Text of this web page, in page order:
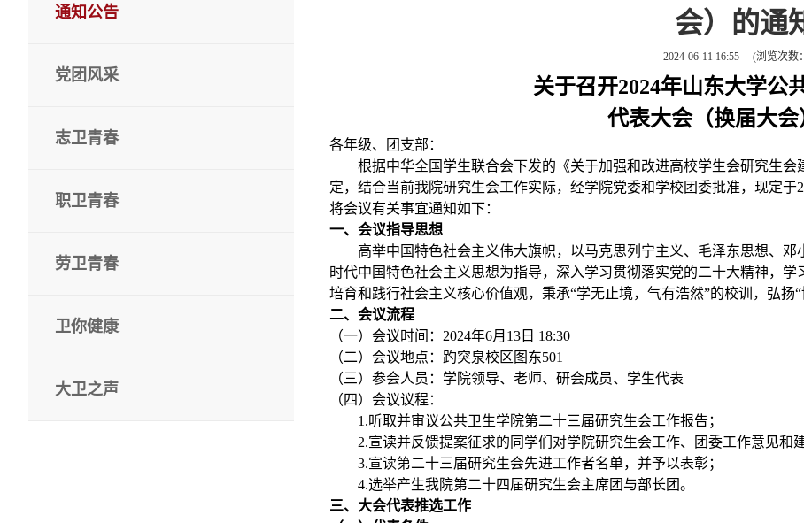
通知公告
党团风采
志卫青春
职卫青春
劳卫青春
卫你健康
大卫之声
会）的通
2024-06-11 16:55 (浏览次数：
关于召开2024年山东大学公
代表大会（换届大会
各年级、团支部：
根据中华全国学生联合会下发的《关于加强和改进高校学生会研究生
定，结合当前我院研究生会工作实际，经学院党委和学校团委批准，现定于
将会议有关事宜通知如下：
一、会议指导思想
高举中国特色社会主义伟大旗帜，以马克思列宁主义、毛泽东思想、
时代中国特色社会主义思想为指导，深入学习贯彻落实党的二十大精神，
培育和践行社会主义核心价值观，秉承“学无止境，气有浩然”的校训，弘扬
二、会议流程
（一）会议时间： 2024年6月 13 日 18:30
（二）会议地点：趵突泉校区图东501
（三）参会人员：学院领导、老师、研会成员、学生代表
（四）会议议程：
1.听取并审议公共卫生学院第二十三届研究生会工作报告；
2.宣读并反馈提案征求的同学们对学院研究生会工作、团委工作意见和建
3.宣读第二十三届研究生会先进工作者名单，并予以表彰；
4.选举产生我院第二十四届研究生会主席团与部长团。
三、大会代表推选工作